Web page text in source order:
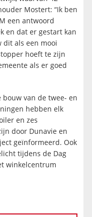
Mostert: “Ik ben
een antwoord
en dat er gestart kan
dit als een mooi
hoeft te zijn
als er goed
van de twee- en
hebben elk
en zes
door Dunavie en
geïnformeerd. Ook
tijdens de Dag
winkelcentrum